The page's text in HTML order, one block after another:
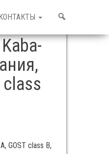
И
class
GOST class B,